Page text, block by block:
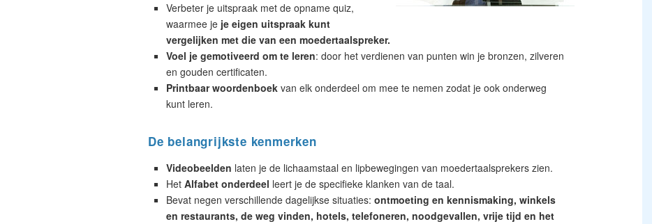
Verbeter je uitspraak met de opname quiz,
waarmee je je eigen uitspraak kunt
vergelijken met die van een moedertaalspreker.
Voel je gemotiveerd om te leren: door het verdienen van punten win je bronzen, zilveren
en gouden certificaten.
Printbaar woordenboek van elk onderdeel om mee te nemen zodat je ook onderweg
kunt leren.
De belangrijkste kenmerken
Videobeelden laten je de lichaamstaal en lipbewegingen van moedertaalsprekers zien.
Het Alfabet onderdeel leert je de specifieke klanken van de taal.
Bevat negen verschillende dagelijkse situaties: ontmoeting en kennismaking, winkels
en restaurants, de weg vinden, hotels, telefoneren, noodgevallen, vrije tijd en het